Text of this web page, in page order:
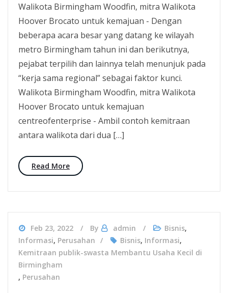
Walikota Birmingham Woodfin, mitra Walikota
Hoover Brocato untuk kemajuan - Dengan
beberapa acara besar yang datang ke wilayah
metro Birmingham tahun ini dan berikutnya,
pejabat terpilih dan lainnya telah menunjuk pada
“kerja sama regional” sebagai faktor kunci.
Walikota Birmingham Woodfin, mitra Walikota
Hoover Brocato untuk kemajuan
centreofenterprise - Ambil contoh kemitraan
antara walikota dari dua […]
Read More
Feb 23, 2022 By admin Bisnis,
Informasi, Perusahan Bisnis, Informasi,
Kemitraan publik-swasta Membantu Usaha Kecil di
Birmingham
, Perusahan